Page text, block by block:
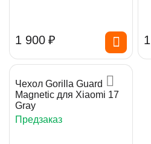
1 900 ₽
Чехол Gorilla Guard
Magnetic для Xiaomi 17
Gray
Предзаказ